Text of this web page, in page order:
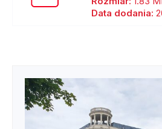
Data dodania: